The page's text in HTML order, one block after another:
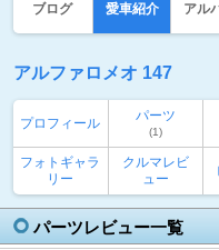
ブログ 愛車紹介 アル
アルファロメオ 147
プロフィール パーツ
(1)
フォトギャラ
リー
クルマレビ
ュー
パーツレビュー一覧